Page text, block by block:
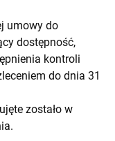
umowy do
dostępność,
kontroli
do dnia 31
zostało w